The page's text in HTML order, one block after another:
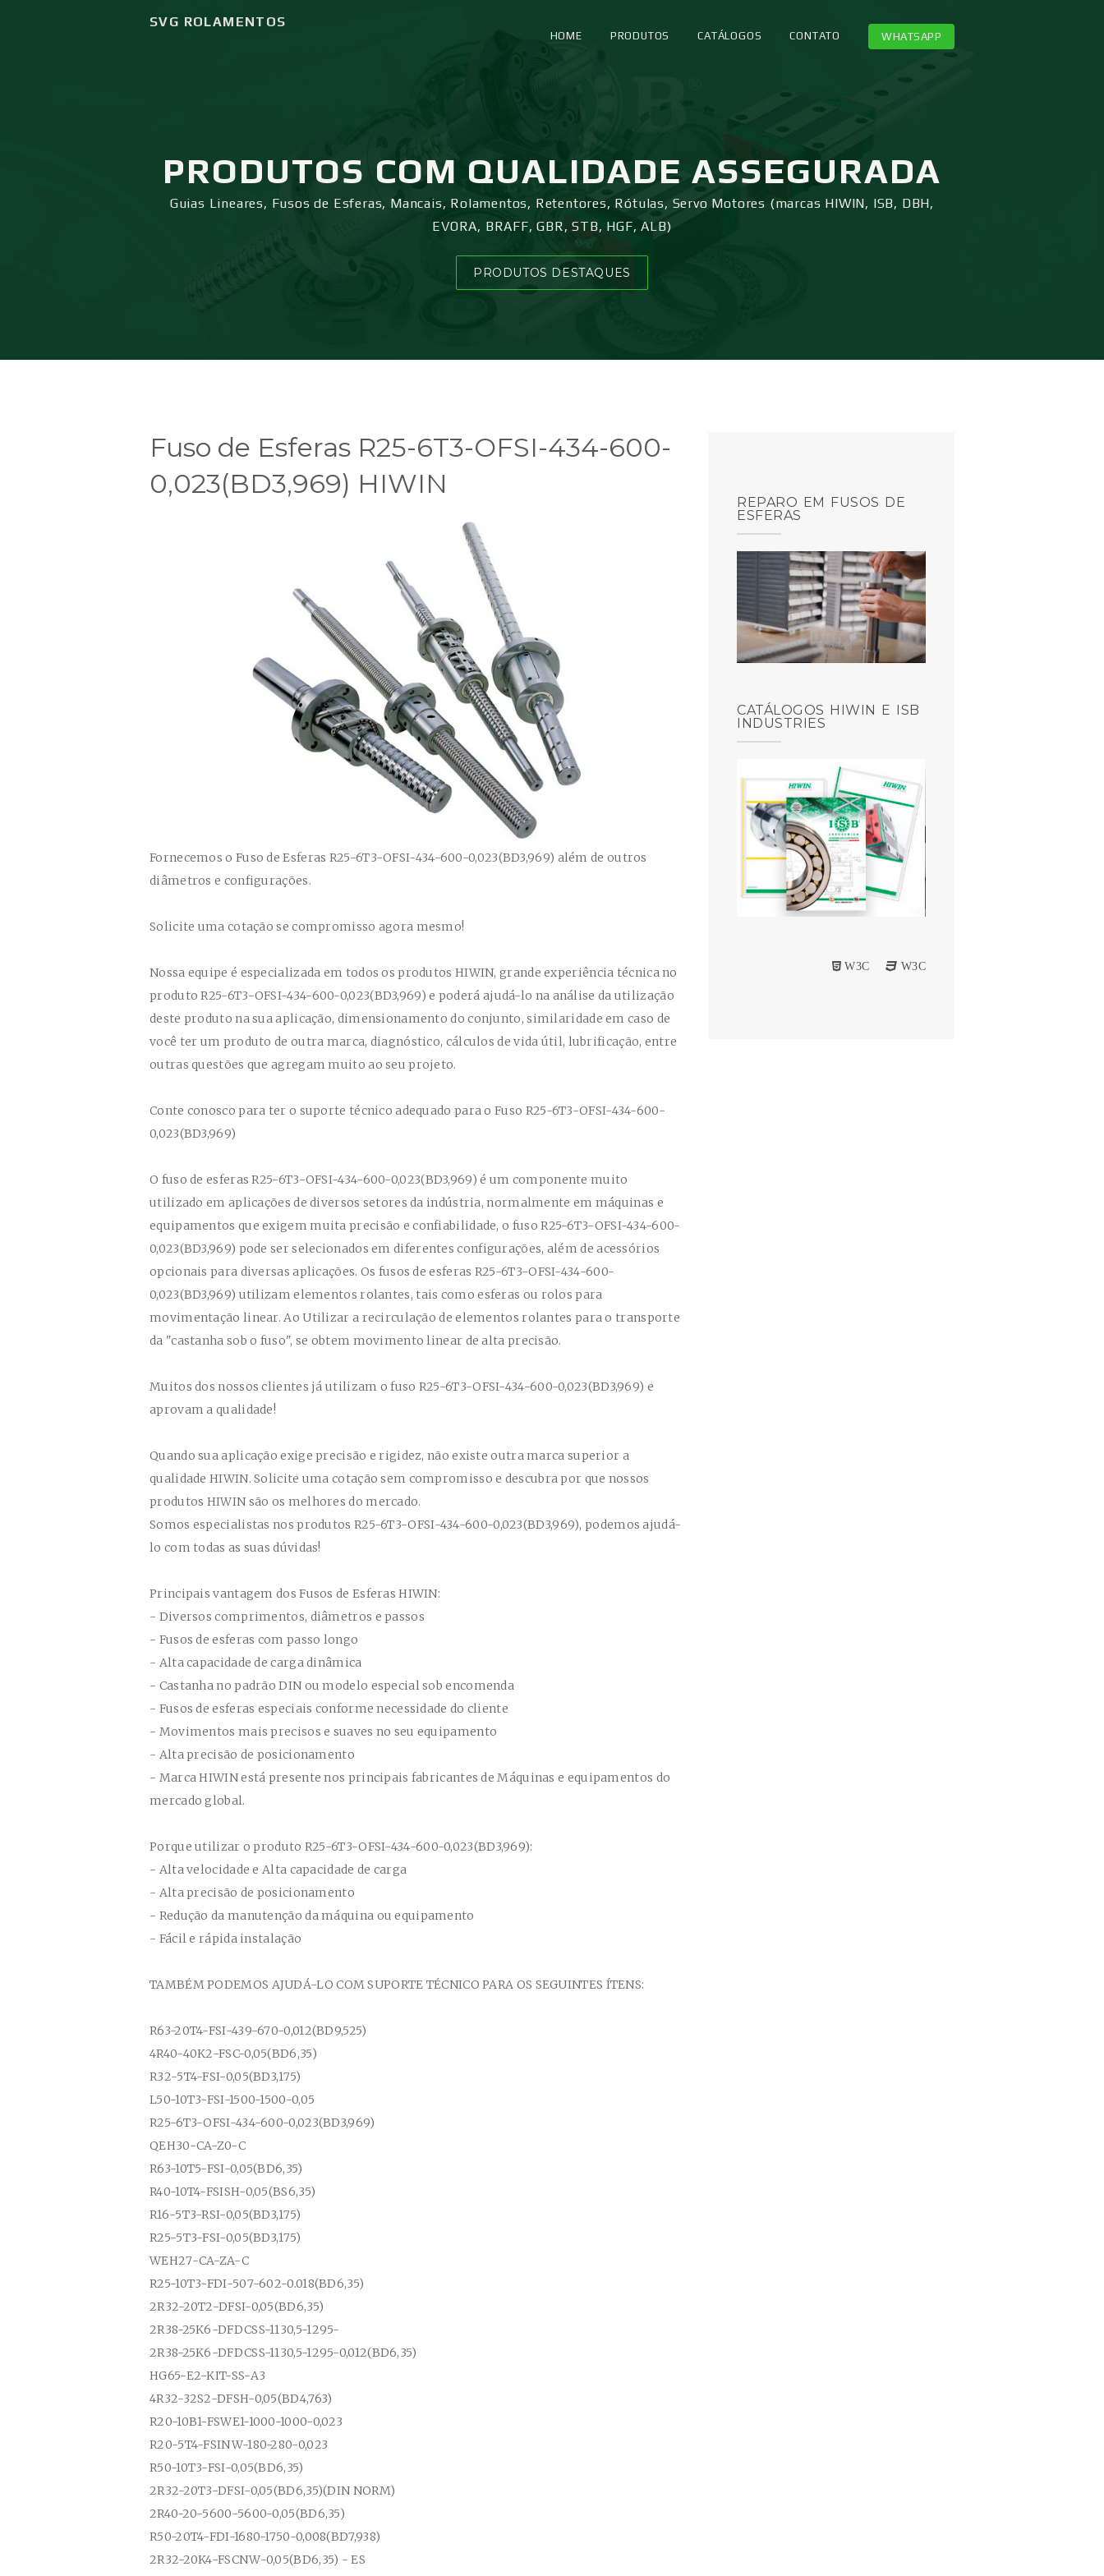
SVG ROLAMENTOS
HOME PRODUTOS CATÁLOGOS CONTATO WHATSAPP
PRODUTOS COM QUALIDADE ASSEGURADA
Guias Lineares, Fusos de Esferas, Mancais, Rolamentos, Retentores, Rótulas, Servo Motores (marcas HIWIN, ISB, DBH,
EVORA, BRAFF, GBR, STB, HGF, ALB)
PRODUTOS DESTAQUES
Fuso de Esferas R25-6T3-OFSI-434-600-
0,023(BD3,969) HIWIN
Fornecemos o Fuso de Esferas R25-6T3-OFSI-434-600-0,023(BD3,969) além de outros
diâmetros e configurações.
Solicite uma cotação se compromisso agora mesmo!
Nossa equipe é especializada em todos os produtos HIWIN, grande experiência técnica no
produtoR25-6T3-OFSI-434-600-0,023(BD3,969) e poderá ajudá-lo na análise da utilização
deste produto na sua aplicação, dimensionamento do conjunto, similaridade em caso de
você ter um produto de outra marca, diagnóstico, cálculos de vida útil, lubrificação, entre
outras questões que agregam muito ao seu projeto.
Conte conosco para ter o suporte técnico adequado para o Fuso R25-6T3-OFSI-434-600-
0,023(BD3,969)
O fuso de esferasR25-6T3-OFSI-434-600-0,023(BD3,969) é um componente muito
utilizado em aplicações de diversos setores da indústria, normalmente em máquinas e
equipamentos que exigem muita precisão e confiabilidade, o fusoR25-6T3-OFSI-434-600-
0,023(BD3,969) pode ser selecionados em diferentes configurações, além de acessórios
opcionais para diversas aplicações. Os fusos de esferas R25-6T3-OFSI-434-600-
0,023(BD3,969) utilizam elementos rolantes, tais como esferas ou rolos para
movimentação linear. Ao Utilizar a recirculação de elementos rolantes para o transporte
da "castanha sob o fuso", se obtem movimento linear de alta precisão.
Muitos dos nossos clientes já utilizam o fuso R25-6T3-OFSI-434-600-0,023(BD3,969) e
aprovam a qualidade!
Quando sua aplicação exige precisão e rigidez, não existe outra marca superior a
qualidade HIWIN. Solicite uma cotação sem compromisso e descubra por que nossos
produtos HIWIN são os melhores do mercado.
Somos especialistas nos produtos R25-6T3-OFSI-434-600-0,023(BD3,969), podemos ajudá-
lo com todas as suas dúvidas!
Principais vantagem dos Fusos de Esferas HIWIN:
- Diversos comprimentos, diâmetros e passos
- Fusos de esferas com passo longo
- Alta capacidade de carga dinâmica
- Castanha no padrão DIN ou modelo especial sob encomenda
- Fusos de esferas especiais conforme necessidade do cliente
- Movimentos mais precisos e suaves no seu equipamento
- Alta precisão de posicionamento
- Marca HIWIN está presente nos principais fabricantes de Máquinas e equipamentos do
mercado global.
Porque utilizar o produto R25-6T3-OFSI-434-600-0,023(BD3,969):
- Alta velocidade e Alta capacidade de carga
- Alta precisão de posicionamento
- Redução da manutenção da máquina ou equipamento
- Fácil e rápida instalação
TAMBÉM PODEMOS AJUDÁ-LO COM SUPORTE TÉCNICO PARA OS SEGUINTES ÍTENS:
R63-20T4-FSI-439-670-0,012(BD9,525)
4R40-40K2-FSC-0,05(BD6,35)
R32-5T4-FSI-0,05(BD3,175)
L50-10T3-FSI-1500-1500-0,05
R25-6T3-OFSI-434-600-0,023(BD3,969)
QEH30-CA-Z0-C
R63-10T5-FSI-0,05(BD6,35)
R40-10T4-FSISH-0,05(BS6,35)
R16-5T3-RSI-0,05(BD3,175)
R25-5T3-FSI-0,05(BD3,175)
WEH27-CA-ZA-C
R25-10T3-FDI-507-602-0.018(BD6,35)
2R32-20T2-DFSI-0,05(BD6,35)
2R38-25K6-DFDCSS-1130,5-1295-
2R38-25K6-DFDCSS-1130,5-1295-0,012(BD6,35)
HG65-E2-KIT-SS-A3
4R32-32S2-DFSH-0,05(BD4,763)
R20-10B1-FSWE1-1000-1000-0,023
R20-5T4-FSINW-180-280-0,023
R50-10T3-FSI-0,05(BD6,35)
2R32-20T3-DFSI-0,05(BD6,35)(DIN NORM)
2R40-20-5600-5600-0,05(BD6,35)
R50-20T4-FDI-1680-1750-0,008(BD7,938)
2R32-20K4-FSCNW-0,05(BD6,35) - ES
REPARO EM FUSOS DE
ESFERAS
CATÁLOGOS HIWIN E ISB
INDUSTRIES
W3C W3C